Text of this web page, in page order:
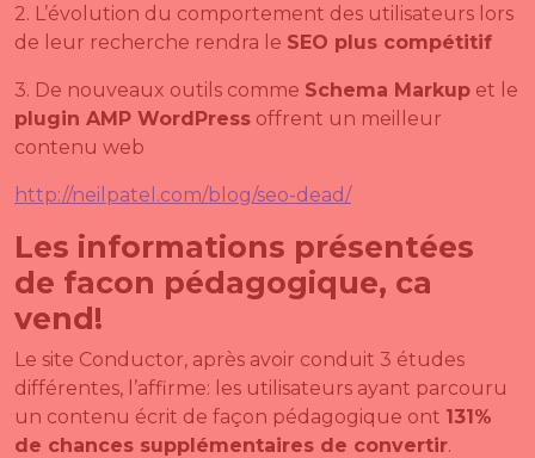
2. L’évolution du comportement des utilisateurs lors
de leur recherche rendra le SEO plus compétitif
3. De nouveaux outils comme Schema Markup et le
plugin AMP WordPress offrent un meilleur
contenu web
http://neilpatel.com/blog/seo-dead/
Les informations présentées
de facon pédagogique, ca
vend!
Le site Conductor, après avoir conduit 3 études
différentes, l’affirme: les utilisateurs ayant parcouru
un contenu écrit de façon pédagogique ont 131%
de chances supplémentaires de convertir.